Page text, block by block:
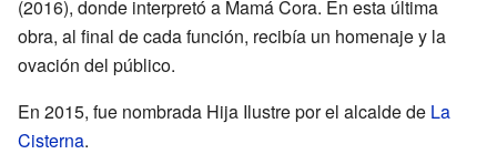
(2016), donde interpretó a Mamá Cora. En esta última
obra, al final de cada función, recibía un homenaje y la
ovación del público.
En 2015, fue nombrada Hija Ilustre por el alcalde de La
Cisterna.